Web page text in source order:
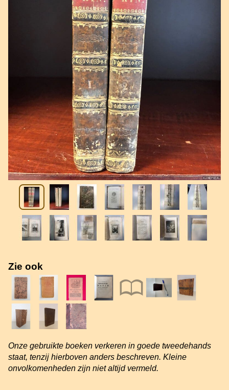
Zie ook
Onze gebruikte boeken verkeren in goede tweedehands
staat, tenzij hierboven anders beschreven. Kleine
onvolkomenheden zijn niet altijd vermeld.